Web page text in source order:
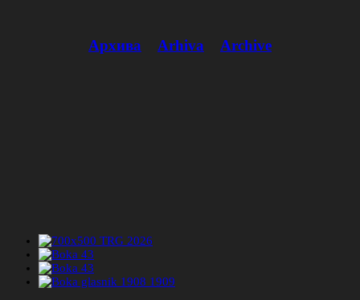
Архива Arhiva Archive